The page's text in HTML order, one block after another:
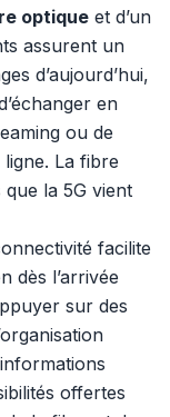
optique et d’un
assurent un
d’aujourd’hui,
en
ou de
La fibre
la 5G vient
facilite
dès l’arrivée
sur des
offertes